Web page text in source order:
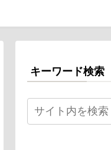
キーワード検索